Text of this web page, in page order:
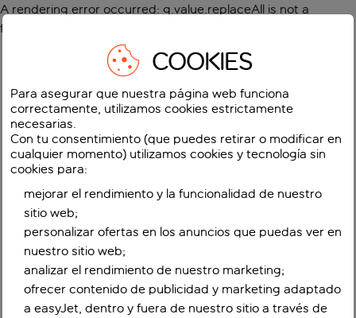
A rendering error occurred: g.value.replaceAll is not a
function
COOKIES
Para asegurar que nuestra página web funciona
correctamente, utilizamos cookies estrictamente
necesarias.
Con tu consentimiento (que puedes retirar o modificar en
cualquier momento) utilizamos cookies y tecnología sin
cookies para:
mejorar el rendimiento y la funcionalidad de nuestro
sitio web;
personalizar ofertas en los anuncios que puedas ver en
nuestro sitio web;
analizar el rendimiento de nuestro marketing;
ofrecer contenido de publicidad y marketing adaptado
a easyJet, dentro y fuera de nuestro sitio a través de